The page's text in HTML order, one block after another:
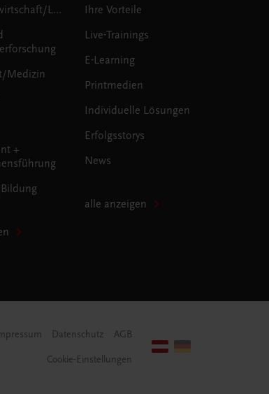
Fertigungswirtschaft/Logistik
Medizin
+
Ihre Vorteile
Live-Trainings
E-Learning
Printmedien
Individuelle Lösungen
Erfolgsstorys
News
alle anzeigen
Datenschutz AGB
Cookie-Einstellungen